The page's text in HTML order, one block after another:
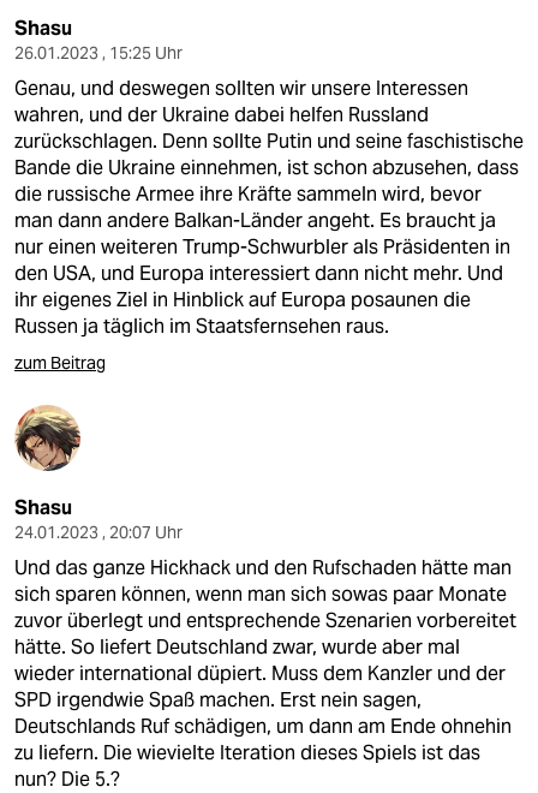
Shasu
26.01.2023 , 15:25 Uhr
Genau, und deswegen sollten wir unsere Interessen
wahren, und der Ukraine dabei helfen Russland
zurückschlagen. Denn sollte Putin und seine faschistische
Bande die Ukraine einnehmen, ist schon abzusehen, dass
die russische Armee ihre Kräfte sammeln wird, bevor
man dann andere Balkan-Länder angeht. Es braucht ja
nur einen weiteren Trump-Schwurbler als Präsidenten in
den USA, und Europa interessiert dann nicht mehr. Und
ihr eigenes Ziel in Hinblick auf Europa posaunen die
Russen ja täglich im Staatsfernsehen raus.
zum Beitrag
Shasu
24.01.2023 , 20:07 Uhr
Und das ganze Hickhack und den Rufschaden hätte man
sich sparen können, wenn man sich sowas paar Monate
zuvor überlegt und entsprechende Szenarien vorbereitet
hätte. So liefert Deutschland zwar, wurde aber mal
wieder international düpiert. Muss dem Kanzler und der
SPD irgendwie Spaß machen. Erst nein sagen,
Deutschlands Ruf schädigen, um dann am Ende ohnehin
zu liefern. Die wievielte Iteration dieses Spiels ist das
nun? Die 5.?